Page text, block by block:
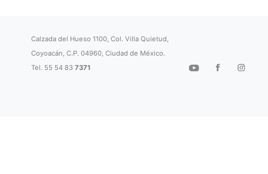
Calzada del Hueso 1100, Col. Villa Quietud,
Coyoacán, C.P. 04960, Ciudad de México.
Tel. 55 54 837371